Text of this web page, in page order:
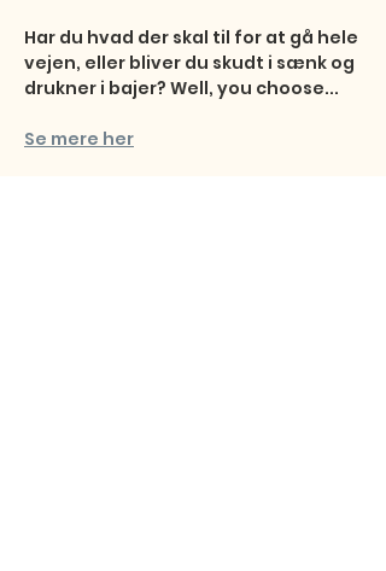
Har du hvad der skal til for at gå hele
vejen, eller bliver du skudt i sænk og
drukner i bajer? Well, you choose...
Se mere her